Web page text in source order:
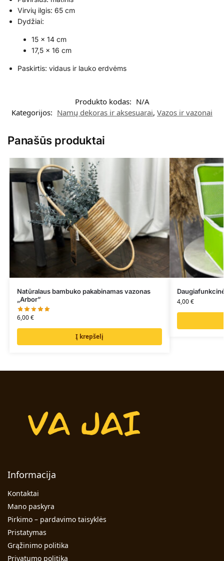
Virvių ilgis: 65 cm
Dydžiai:
15 × 14 cm
17,5 × 16 cm
Paskirtis: vidaus ir lauko erdvėms
Produkto kodas: N/A
Kategorijos: Namų dekoras ir aksesuarai, Vazos ir vazonai
Panašūs produktai
Natūralaus bambuko pakabinamas vazonas
„Arbor”
6,00€
Į krepšelį
4,00€
Informacija
Kontaktai
Mano paskyra
Pirkimo – pardavimo taisyklės
Pristatymas
Grąžinimo politika
Privatumo politika